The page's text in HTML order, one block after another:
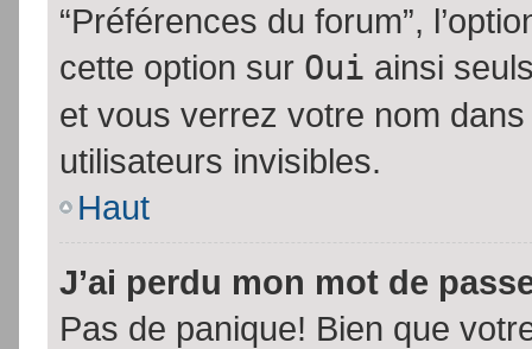
“Préférences du forum”,
cette option sur Oui ainsi
et vous verrez votre nom
utilisateurs invisibles.
Haut
J’ai perdu mon mot de
Pas de panique! Bien que